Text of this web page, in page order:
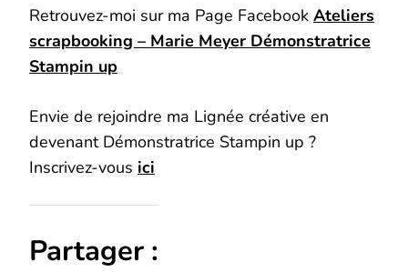
Retrouvez-moi sur ma Page Facebook Ateliers
scrapbooking – Marie Meyer Démonstratrice
Stampin up
Envie de rejoindre ma Lignée créative en
devenant Démonstratrice Stampin up ?
Inscrivez-vous ici
Partager :